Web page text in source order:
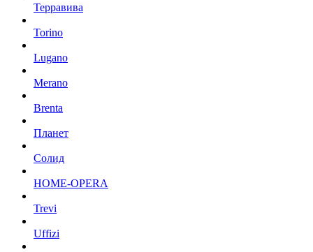
Терравива
Torino
Lugano
Merano
Brenta
Планет
Солид
HOME-OPERA
Trevi
Uffizi